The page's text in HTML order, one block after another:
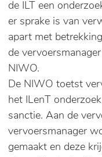
de ILT een
er sprake is van
apart met
de
NIWO.
De NIWO toetst
het ILenT
sanctie. Aan de
vervoersmanager
gemaakt en deze